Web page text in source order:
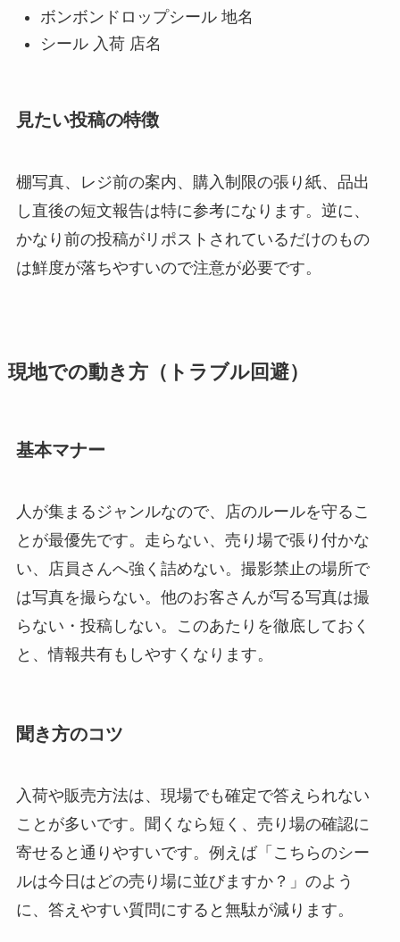
ボンボンドロップシール 地名
シール 入荷 店名
見たい投稿の特徴
棚写真、レジ前の案内、購入制限の張り紙、品出
し直後の短文報告は特に参考になります。逆に、
かなり前の投稿がリポストされているだけのもの
は鮮度が落ちやすいので注意が必要です。
現地での動き方（トラブル回避）
基本マナー
人が集まるジャンルなので、店のルールを守るこ
とが最優先です。走らない、売り場で張り付かな
い、店員さんへ強く詰めない。撮影禁止の場所で
は写真を撮らない。他のお客さんが写る写真は撮
らない・投稿しない。このあたりを徹底しておく
と、情報共有もしやすくなります。
聞き方のコツ
入荷や販売方法は、現場でも確定で答えられない
ことが多いです。聞くなら短く、売り場の確認に
寄せると通りやすいです。例えば「こちらのシー
ルは今日はどの売り場に並びますか？」のよう
に、答えやすい質問にすると無駄が減ります。